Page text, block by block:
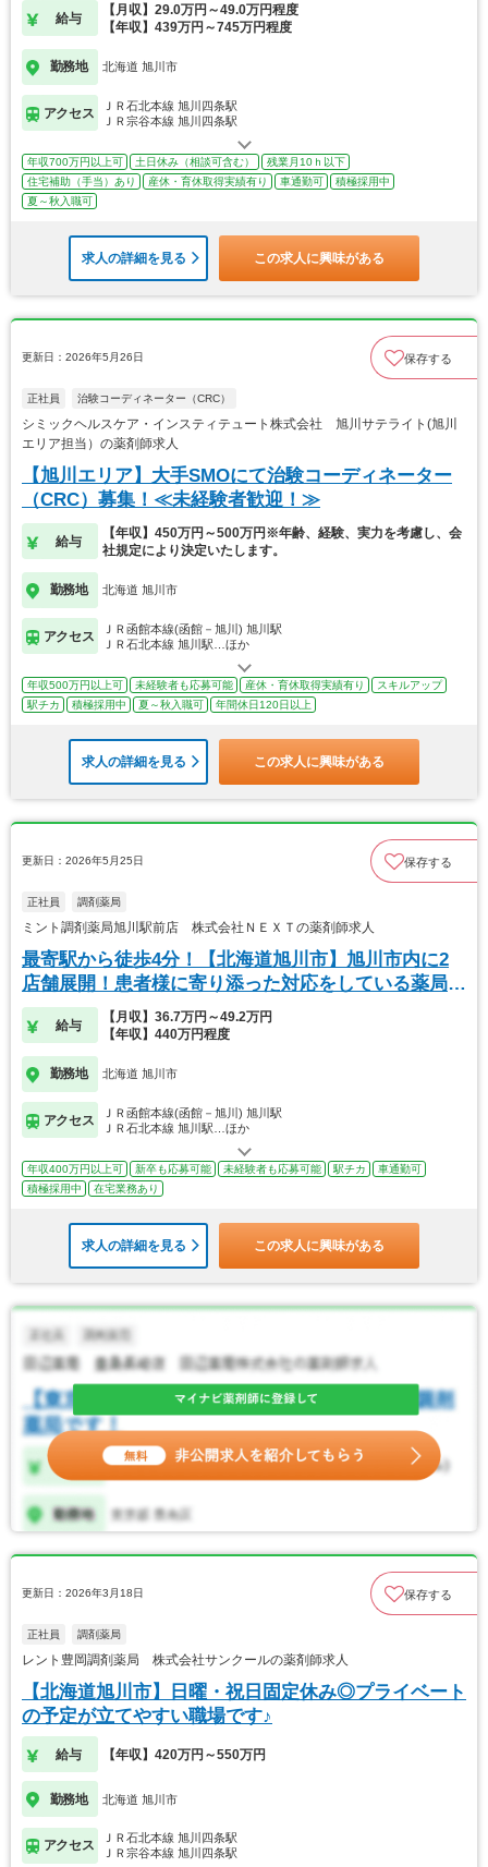
給与
【月収】29.0万円～49.0万円程度
【年収】439万円～745万円程度
勤務地 北海道 旭川市
アクセス
ＪＲ石北本線 旭川四条駅
ＪＲ宗谷本線 旭川四条駅
年収700万円以上可 土日休み（相談可含む）
残業月10ｈ以下
住宅補助（手当）あり
産休・育休取得実績有り 車通勤可
積極採用中
夏～秋入職可
求人の詳細を見る この求人に興味がある
更新日：2026年5月26日 保存する
正社員 治験コーディネーター（CRC）
シミックヘルスケア・インスティテュート株式会社 旭川サテライト(旭川
エリア担当）の薬剤師求人
【旭川エリア】大手SMOにて治験コーディネーター
（CRC）募集！≪未経験者歓迎！≫
給与
【年収】450万円～500万円※年齢、経験、実力を考慮し、会
社規定により決定いたします。
勤務地 北海道 旭川市
アクセス
ＪＲ函館本線(函館－旭川) 旭川駅
ＪＲ石北本線 旭川駅…ほか
年収500万円以上可 未経験者も応募可能 産休・育休取得実績有り
スキルアップ
駅チカ
積極採用中 夏～秋入職可 年間休日120日以上
求人の詳細を見る この求人に興味がある
更新日：2026年5月25日 保存する
正社員 調剤薬局
ミント調剤薬局旭川駅前店 株式会社ＮＥＸＴの薬剤師求人
最寄駅から徒歩4分！【北海道旭川市】旭川市内に2
店舗展開！患者様に寄り添った対応をしている薬局で
す。
給与
【月収】36.7万円～49.2万円
【年収】440万円程度
勤務地 北海道 旭川市
アクセス
ＪＲ函館本線(函館－旭川) 旭川駅
ＪＲ石北本線 旭川駅…ほか
年収400万円以上可 新卒も応募可能 未経験者も応募可能 駅チカ
車通勤可
積極採用中
在宅業務あり
求人の詳細を見る この求人に興味がある
更新日：2026年3月18日 保存する
正社員 調剤薬局
レント豊岡調剤薬局 株式会社サンクールの薬剤師求人
【北海道旭川市】日曜・祝日固定休み◎プライベート
の予定が立てやすい職場です♪
給与 【年収】420万円～550万円
勤務地 北海道 旭川市
アクセス
ＪＲ石北本線 旭川四条駅
ＪＲ宗谷本線 旭川四条駅